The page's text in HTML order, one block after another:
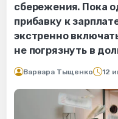
сбережения. Пока
прибавку к
экстренно
не погрязнуть в
Варвара Тыщенко 12